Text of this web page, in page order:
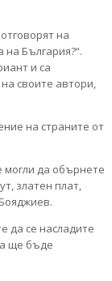
на
България?“.
и са
своите автори,
на страните от
могли да обърнете
златен плат,
да се насладите
ще бъде